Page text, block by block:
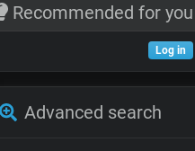
Recommended for you
Log in
Advanced search